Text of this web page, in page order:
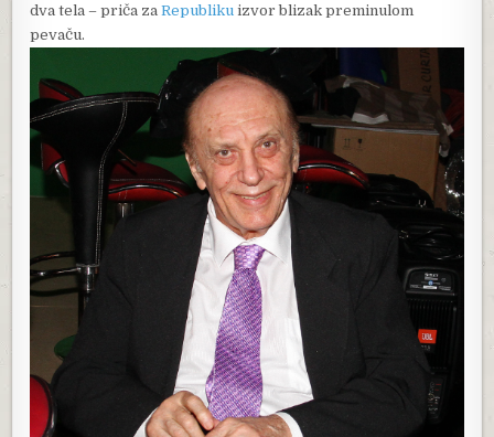
dva tela – priča zaRepublikuizvor blizak preminulom
pevaču.